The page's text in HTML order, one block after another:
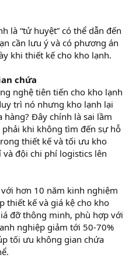
là “tử huyệt” có thể dẫn đến
cần lưu ý và có phương án
khi thiết kế cho kho lạnh.
chứa
nghệ tiên tiến cho kho lạnh
trì nó nhưng kho lạnh lại
Đây chính là sai lầm
khi không tìm đến sự hỗ
thiết kế và tối ưu kho
đội chi phí logistics lên
hơn 10 năm kinh nghiệm
thiết kế và giá kệ cho kho
đỡ thông minh, phù hợp với
nghiệp giảm tới 50-70%
tối ưu không gian chứa